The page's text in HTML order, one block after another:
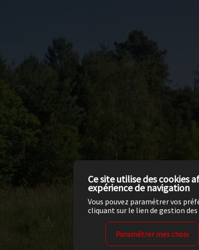
Ce site utilise des cookies
expérience de navigation
Vous pouvez paramétrer vos
cliquant sur le lien de gestion des
Paramétrer mes choix